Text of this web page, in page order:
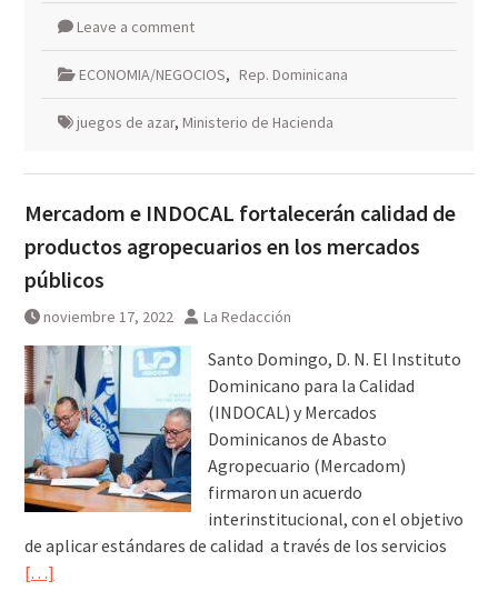
Leave a comment
ECONOMIA/NEGOCIOS, Rep. Dominicana
juegos de azar, Ministerio de Hacienda
Mercadom e INDOCAL fortalecerán calidad de
productos agropecuarios en los mercados
públicos
noviembre 17, 2022 La Redacción
Santo Domingo, D. N. El Instituto
Dominicano para la Calidad
(INDOCAL) y Mercados
Dominicanos de Abasto
Agropecuario (Mercadom)
firmaron un acuerdo
interinstitucional, con el objetivo
de aplicar estándares de calidad a través de los servicios
[…]